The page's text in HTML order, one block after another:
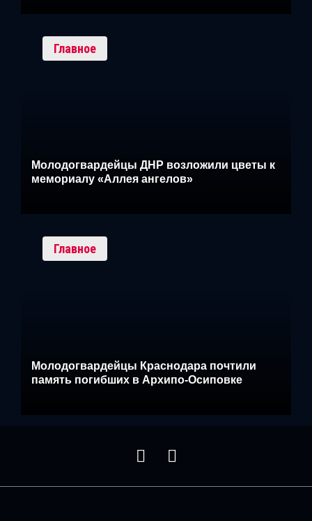
Главное
Молодогвардейцы ДНР возложили цветы к
мемориалу «Аллея ангелов»
Главное
Молодогвардейцы Краснодара почтили
память погибших в Архипо-Осиповке